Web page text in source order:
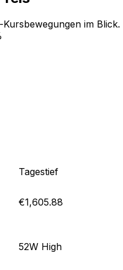
im Blick.
Tagestief
€1,605.88
52W High